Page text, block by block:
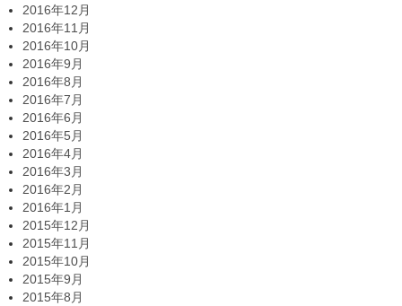
2016年12月
2016年11月
2016年10月
2016年9月
2016年8月
2016年7月
2016年6月
2016年5月
2016年4月
2016年3月
2016年2月
2016年1月
2015年12月
2015年11月
2015年10月
2015年9月
2015年8月